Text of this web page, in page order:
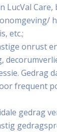
LucVal
etc.;
onrust
Gedrag
frequent
gedrag